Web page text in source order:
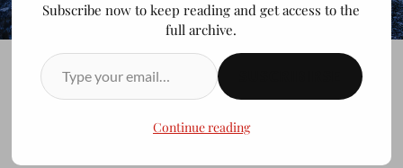
Perro–Clinica
Subscribe now to keep reading and get access to the
full archive.
Continue reading